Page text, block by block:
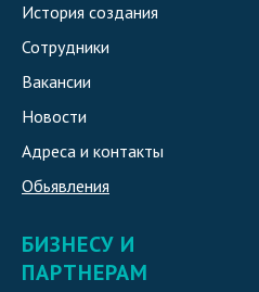
История создания
Сотрудники
Вакансии
Новости
Адреса и контакты
Обьявления
БИЗНЕСУ И
ПАРТНЕРАМ